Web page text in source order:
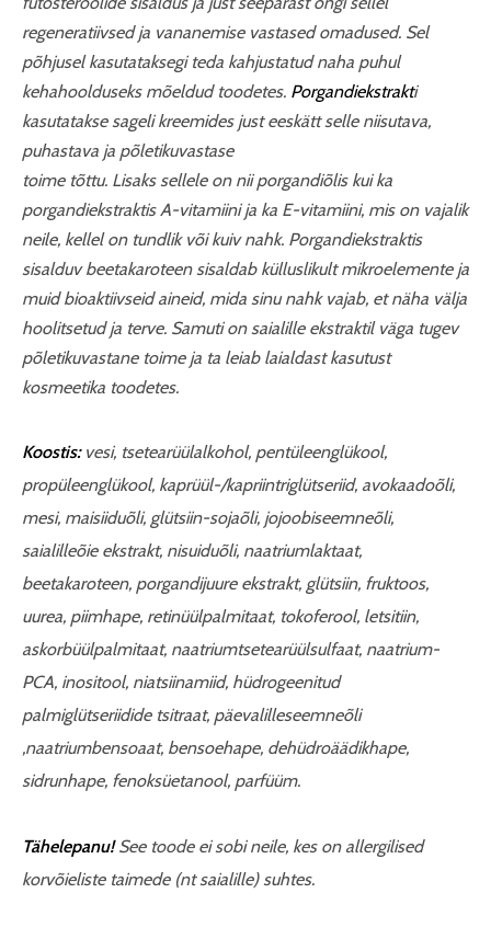
regeneratiivsed ja vananemise vastased omadused. Sel
põhjusel kasutataksegi teda kahjustatud naha puhul
kehahoolduseks mõeldud toodetes. Porgandiekstrakti
kasutatakse sageli kreemides just eeskätt selle niisutava,
puhastava ja põletikuvastase
toime tõttu. Lisaks sellele on nii porgandiõlis kui ka
porgandiekstraktis A-vitamiini ja ka E-vitamiini, mis on vajalik
neile, kellel on tundlik või kuiv nahk. Porgandiekstraktis
sisalduv beetakaroteen sisaldab külluslikult mikroelemente ja
muid bioaktiivseid aineid, mida sinu nahk vajab, et näha välja
hoolitsetud ja terve. Samuti on saialille ekstraktil väga tugev
põletikuvastane toime ja ta leiab laialdast kasutust
kosmeetika toodetes.
Koostis: vesi, tsetearüülalkohol, pentüleenglükool,
propüleenglükool, kaprüül-/kapriintriglütseriid, avokaadoõli,
mesi, maisiiduõli, glütsiin-sojaõli, jojoobiseemneõli,
saialilleõie ekstrakt, nisuiduõli, naatriumlaktaat,
beetakaroteen, porgandijuure ekstrakt, glütsiin, fruktoos,
uurea, piimhape, retinüülpalmitaat, tokoferool, letsitiin,
askorbüülpalmitaat, naatriumtsetearüülsulfaat, naatrium-
PCA, inositool, niatsiinamiid, hüdrogeenitud
palmiglütseriidide tsitraat, päevalilleseemneõli
,naatriumbensoaat, bensoehape, dehüdroäädikhape,
sidrunhape, fenoksüetanool, parfüüm.
Tähelepanu!See toode ei sobi neile, kes on allergilised
korvõieliste taimede (nt saialille) suhtes.